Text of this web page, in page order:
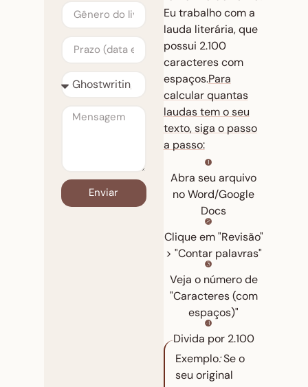
Enviar
Eu trabalho com a
lauda literária, que
possui 2.100
caracteres com
espaços.Para
calcular quantas
laudas tem o seu
texto, siga o passo
a passo:
Abra seu arquivo
no Word/Google
Docs
Clique em "Revisão"
> "Contar palavras"
Veja o número de
"Caracteres (com
espaços)"
Divida por 2.100
Exemplo:Se o
seu original